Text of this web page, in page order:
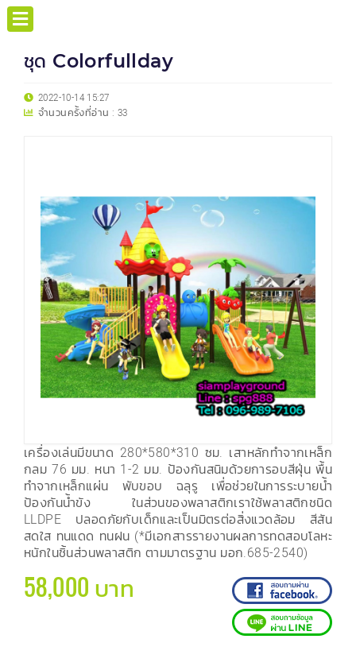
ชุด Colorfullday
2022-10-14 15:27
จำนวนครั้งที่อ่าน : 33
เครื่องเล่นมีขนาด 280*580*310 ซม. เสาหลักทำจากเหล็ก
กลม 76 มม. หนา 1-2 มม. ป้องกันสนิมด้วยการอบสีฝุ่น พื้น
ทำจากเหล็กแผ่น พับขอบ ฉลุรู เพื่อช่วยในการระบายน้ำ
ป้องกันน้ำขัง ในส่วนของพลาสติกเราใช้พลาสติกชนิด
LLDPE ปลอดภัยกับเด็กและเป็นมิตรต่อสิ่งแวดล้อม สีสัน
สดใส ทนแดด ทนฝน (*มีเอกสารรายงานผลการทดสอบโลหะ
หนักในชิ้นส่วนพลาสติก ตามมาตรฐาน มอก.685-2540)
58,000 บาท